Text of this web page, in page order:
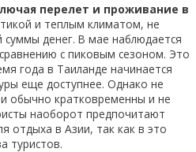
перелет и проживание в
и теплым климатом, не
денег. В мае наблюдается
с пиковым сезоном. Это
года в Таиланде начинается
еще доступнее. Однако не
обычно кратковременны и не
наоборот предпочитают
отдыха в Азии, так как в это
туристов.